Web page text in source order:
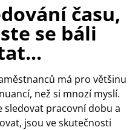
času,
se báli
má pro většinu
než si mnozí myslí.
pracovní dobu a
jsou ve skutečnosti